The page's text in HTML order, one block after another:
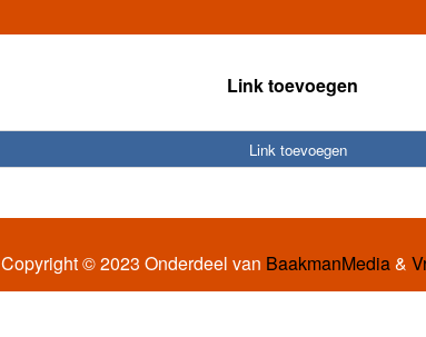
Link toevoegen
Link toevoegen
Copyright © 2023 Onderdeel van BaakmanMedia&